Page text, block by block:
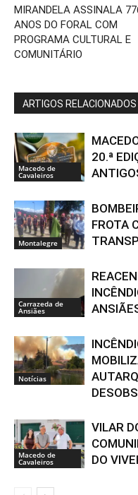
MIRANDELA ASSINALA
ANOS DO FORAL COM
PROGRAMA CULTURAL E
COMUNITÁRIO
ARTIGOS RELACIONADOS
Macedo de
Cavaleiros
20.ª
Montalegre
FROTA
Carrazeda de
Ansiães
Notícias
Macedo de
Cavaleiros
VILAR
DO